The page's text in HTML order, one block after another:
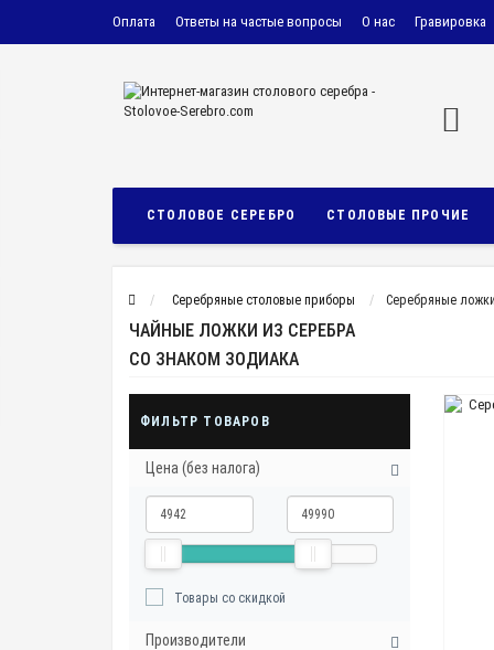
Оплата Ответы на частые вопросы О нас Гравировка
Условия соглашения
СТОЛОВОЕ СЕРЕБРО СТОЛОВЫЕ ПРОЧИЕ
Cеребряные столовые приборы Серебряные
ЧАЙНЫЕ ЛОЖКИ ИЗ СЕРЕБРА
СО ЗНАКОМ ЗОДИАКА
ФИЛЬТР ТОВАРОВ
Цена (без налога)
Товары со скидкой
Производители